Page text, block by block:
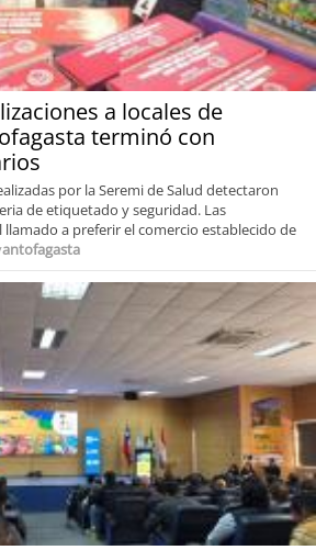
a locales de
terminó con
por la Seremi de Salud detectaron
de etiquetado y seguridad. Las
a preferir el comercio establecido de
antofagasta